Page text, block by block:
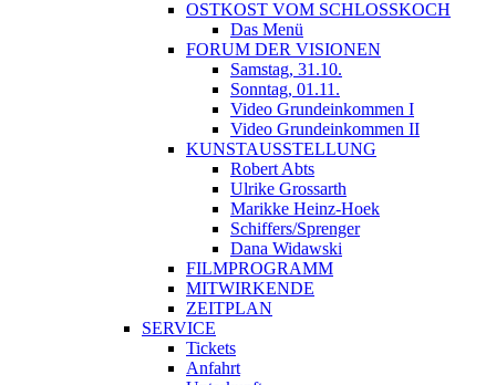
OSTKOST VOM SCHLOSSKOCH
Das Menü
FORUM DER VISIONEN
Samstag, 31.10.
Sonntag, 01.11.
Video Grundeinkommen I
Video Grundeinkommen II
KUNSTAUSSTELLUNG
Robert Abts
Ulrike Grossarth
Marikke Heinz-Hoek
Schiffers/Sprenger
Dana Widawski
FILMPROGRAMM
MITWIRKENDE
ZEITPLAN
SERVICE
Tickets
Anfahrt